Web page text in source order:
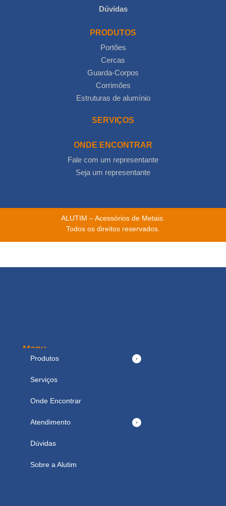
Dúvidas
PRODUTOS
Portões
Cercas
Guarda-Corpos
Corrimões
Estruturas de alumínio
SERVIÇOS
ONDE ENCONTRAR
Fale com um representante
Seja um representante
ALUTIM – Acessórios de Metais.
Todos os direitos reservados.
Menu
Produtos
Serviços
Onde Encontrar
Atendimento
Dúvidas
Sobre a Alutim